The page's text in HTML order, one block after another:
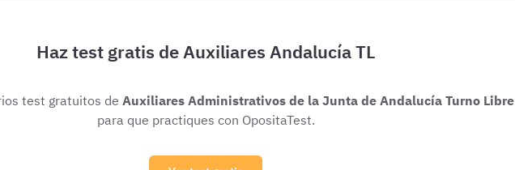
Haz test gratis de Auxiliares Andalucía TL
test gratuitos de Auxiliares Administrativos de la Junta de Andalucía Turno Libre
para que practiques con OpositaTest.